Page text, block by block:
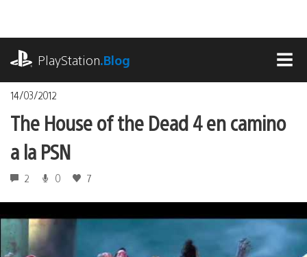
contenido
PlayStation.Blog
14/03/2012
The House of the Dead 4 en camino
a la PSN
2 0 7